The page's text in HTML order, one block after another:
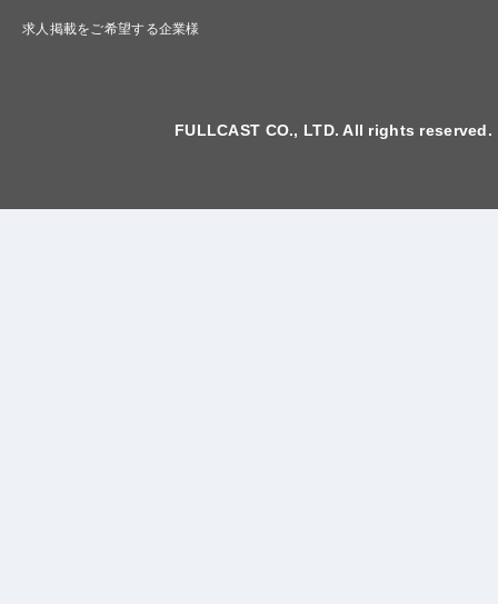
求人掲載をご希望する企業様
FULLCAST CO., LTD. All rights reserved.